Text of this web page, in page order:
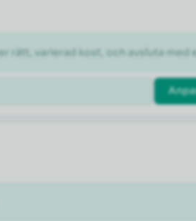
rätt, varierad kost, och avsluta med